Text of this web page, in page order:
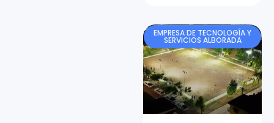
EMPRESA DE TECNOLOGÍA Y
SERVICIOS ALBORADA